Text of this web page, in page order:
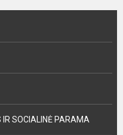
SOCIALINĖ PARAMA